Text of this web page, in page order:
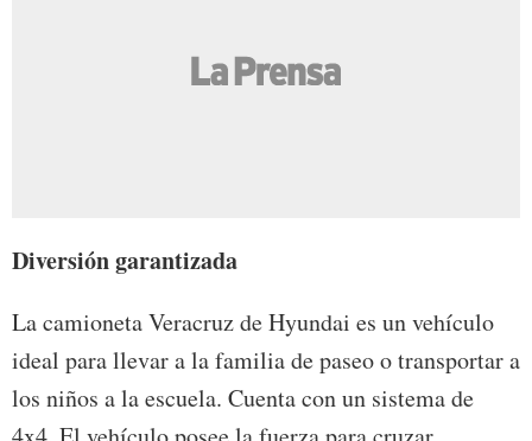
Diversión garantizada
La camioneta Veracruz de Hyundai es un vehículo
ideal para llevar a la familia de paseo o transportar a
los niños a la escuela. Cuenta con un sistema de